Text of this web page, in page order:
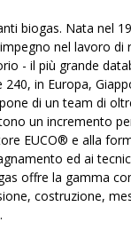
biogas. Nata nel
nel lavoro di
- il più grande
in Europa,
di un team di
un incremento
EUCO® e alla
ed ai
offre la gamma
costruzione,